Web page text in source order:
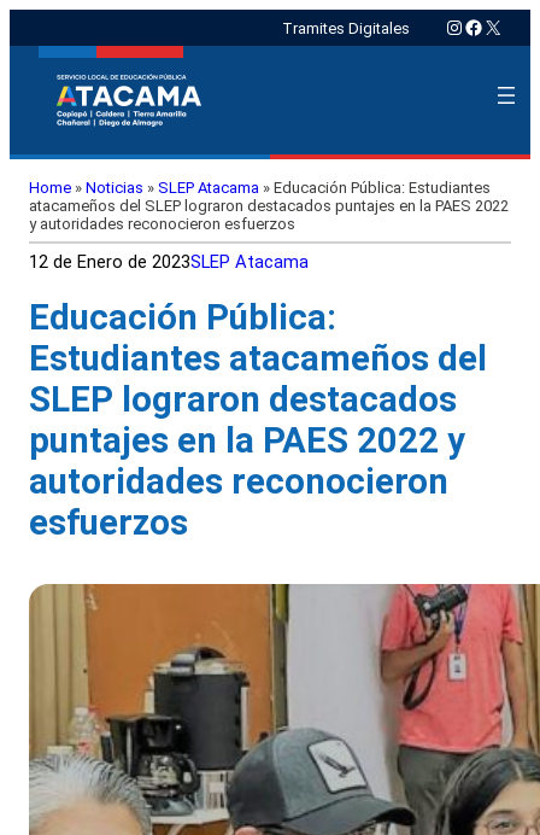
Tramites Digitales Instagram
X
Home » Noticias » SLEP Atacama » Educación Pública: Estudiantes
atacameños del SLEP lograron destacados puntajes en la PAES 2022
y autoridades reconocieron esfuerzos
12 de Enero de 2023SLEP Atacama
Educación Pública:
Estudiantes atacameños del
SLEP lograron destacados
puntajes en la PAES 2022 y
autoridades reconocieron
esfuerzos